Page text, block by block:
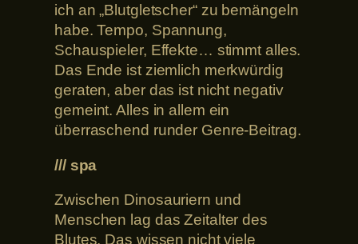
ich an „Blutgletscher“ zu bemängeln
habe. Tempo, Spannung,
Schauspieler, Effekte… stimmt alles.
Das Ende ist ziemlich merkwürdig
geraten, aber das ist nicht negativ
gemeint. Alles in allem ein
überraschend runder Genre-Beitrag.
/// spa
Zwischen Dinosauriern und
Menschen lag das Zeitalter des
Blutes. Das wissen nicht viele